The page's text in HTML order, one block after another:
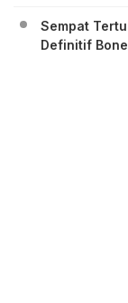
Sempat
Definitif